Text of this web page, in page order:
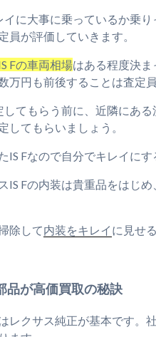
イに大事に乗っているか乗
員が評価していきます。
Fの車両相場はある程度決
万円も前後することは査定
してもらう前に、近隣にあ
してもらいましょう。
IS Fなので自分でキレイにす
IS Fの内装は貴重品をはじ
除して内装をキレイ に見せ
品が高価買取の秘訣
レクサス純正が基本です。